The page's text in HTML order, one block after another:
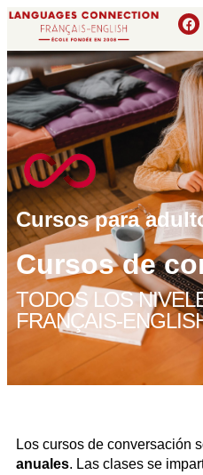
Cursos para
Cursos de
TODOS LOS
FRANÇAIS-
Los cursos de conversación
anuales. Las clases se